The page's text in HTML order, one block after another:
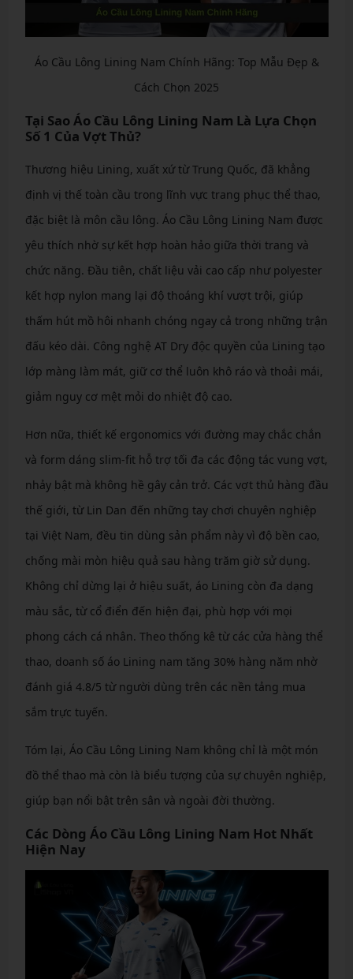
Áo Cầu Lông Lining Nam Chính Hãng: Top Mẫu Đẹp &
Cách Chọn 2025
Tại Sao Áo Cầu Lông Lining Nam Là Lựa Chọn
Số 1 Của Vợt Thủ?
Thương hiệu Lining, xuất xứ từ Trung Quốc, đã khẳng
định vị thế toàn cầu trong lĩnh vực trang phục thể thao,
đặc biệt là môn cầu lông. Áo Cầu Lông Lining Nam được
yêu thích nhờ sự kết hợp hoàn hảo giữa thời trang và
chức năng. Đầu tiên, chất liệu vải cao cấp như polyester
kết hợp nylon mang lại độ thoáng khí vượt trội, giúp
thấm hút mồ hôi nhanh chóng ngay cả trong những trận
đấu kéo dài. Công nghệ AT Dry độc quyền của Lining tạo
lớp màng làm mát, giữ cơ thể luôn khô ráo và thoải mái,
giảm nguy cơ mệt mỏi do nhiệt độ cao.
Hơn nữa, thiết kế ergonomics với đường may chắc chắn
và form dáng slim-fit hỗ trợ tối đa các động tác vung vợt,
nhảy bật mà không hề gây cản trở. Các vợt thủ hàng đầu
thế giới, từ Lin Dan đến những tay chơi chuyên nghiệp
tại Việt Nam, đều tin dùng sản phẩm này vì độ bền cao,
chống mài mòn hiệu quả sau hàng trăm giờ sử dụng.
Không chỉ dừng lại ở hiệu suất, áo Lining còn đa dạng
màu sắc, từ cổ điển đến hiện đại, phù hợp với mọi
phong cách cá nhân. Theo thống kê từ các cửa hàng thể
thao, doanh số áo Lining nam tăng 30% hàng năm nhờ
đánh giá 4.8/5 từ người dùng trên các nền tảng mua
sắm trực tuyến.
Tóm lại, Áo Cầu Lông Lining Nam không chỉ là một món
đồ thể thao mà còn là biểu tượng của sự chuyên nghiệp,
giúp bạn nổi bật trên sân và ngoài đời thường.
Các Dòng Áo Cầu Lông Lining Nam Hot Nhất
Hiện Nay